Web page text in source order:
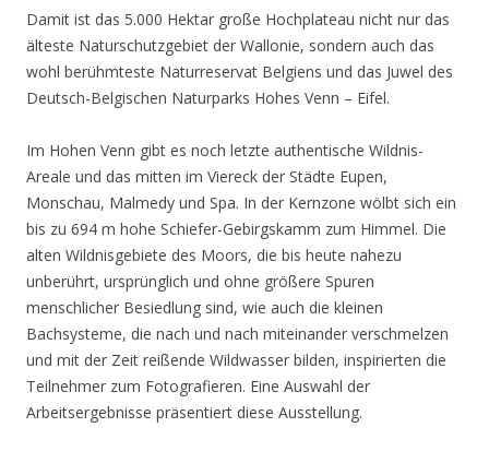
Damit ist das 5.000 Hektar große Hochplateau nicht nur das
älteste Naturschutzgebiet der Wallonie, sondern auch das
wohl berühmteste Naturreservat Belgiens und das Juwel des
Deutsch-Belgischen Naturparks Hohes Venn – Eifel.
Im Hohen Venn gibt es noch letzte authentische Wildnis-
Areale und das mitten im Viereck der Städte Eupen,
Monschau, Malmedy und Spa. In der Kernzone wölbt sich ein
bis zu 694 m hohe Schiefer-Gebirgskamm zum Himmel. Die
alten Wildnisgebiete des Moors, die bis heute nahezu
unberührt, ursprünglich und ohne größere Spuren
menschlicher Besiedlung sind, wie auch die kleinen
Bachsysteme, die nach und nach miteinander verschmelzen
und mit der Zeit reißende Wildwasser bilden, inspirierten die
Teilnehmer zum Fotografieren. Eine Auswahl der
Arbeitsergebnisse präsentiert diese Ausstellung.